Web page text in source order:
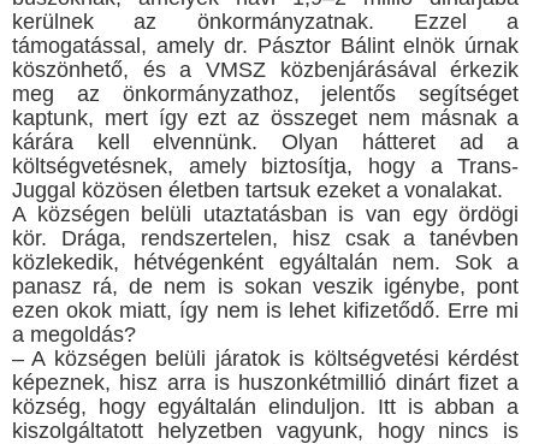
kerülnek az önkormányzatnak. Ezzel a
támogatással, amely dr. Pásztor Bálint elnök úrnak
köszönhető, és a VMSZ közbenjárásával érkezik
meg az önkormányzathoz, jelentős segítséget
kaptunk, mert így ezt az összeget nem másnak a
kárára kell elvennünk. Olyan hátteret ad a
költségvetésnek, amely biztosítja, hogy a Trans-
Juggal közösen életben tartsuk ezeket a vonalakat.
A községen belüli utaztatásban is van egy ördögi
kör. Drága, rendszertelen, hisz csak a tanévben
közlekedik, hétvégenként egyáltalán nem. Sok a
panasz rá, de nem is sokan veszik igénybe, pont
ezen okok miatt, így nem is lehet kifizetődő. Erre mi
a megoldás?
– A községen belüli járatok is költségvetési kérdést
képeznek, hisz arra is huszonkétmillió dinárt fizet a
község, hogy egyáltalán elinduljon. Itt is abban a
kiszolgáltatott helyzetben vagyunk, hogy nincs is